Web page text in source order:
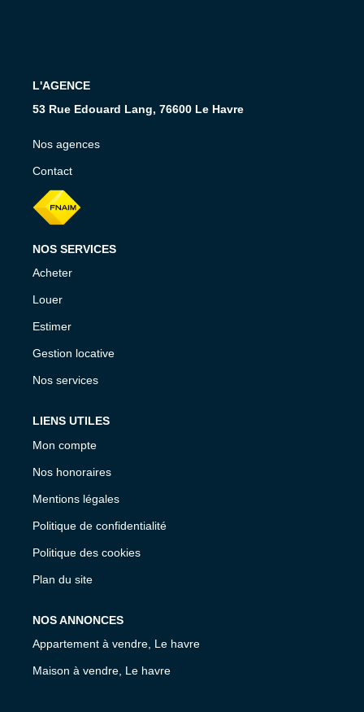
L'AGENCE
53 Rue Edouard Lang, 76600 Le Havre
Nos agences
Contact
NOS SERVICES
Acheter
Louer
Estimer
Gestion locative
Nos services
LIENS UTILES
Mon compte
Nos honoraires
Mentions légales
Politique de confidentialité
Politique des cookies
Plan du site
NOS ANNONCES
Appartement à vendre, Le havre
Maison à vendre, Le havre